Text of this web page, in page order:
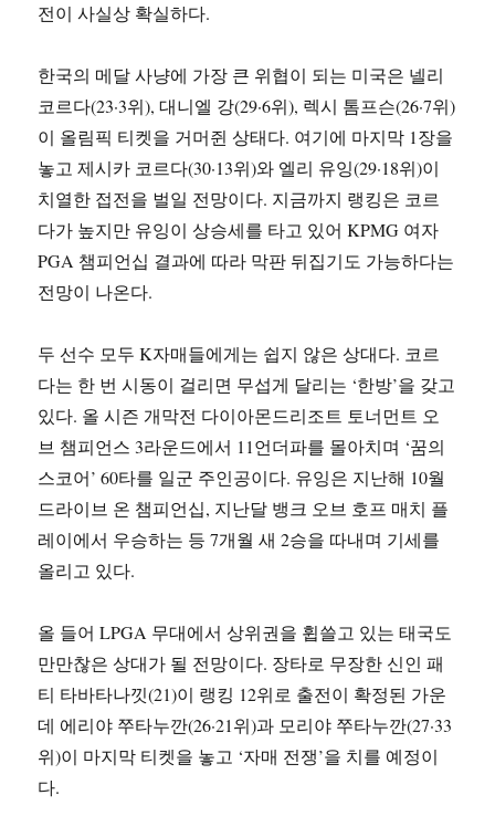
전이 사실상 확실하다.
한국의 메달 사냥에 가장 큰 위협이 되는 미국은 넬리
코르다(23·3위), 대니엘 강(29·6위), 렉시 톰프슨(26·7위)
이 올림픽 티켓을 거머쥔 상태다. 여기에 마지막 1장을
놓고 제시카 코르다(30·13위)와 엘리 유잉(29·18위)이
치열한 접전을 벌일 전망이다. 지금까지 랭킹은 코르
다가 높지만 유잉이 상승세를 타고 있어 KPMG 여자
PGA 챔피언십 결과에 따라 막판 뒤집기도 가능하다는
전망이 나온다.
두 선수 모두 K자매들에게는 쉽지 않은 상대다. 코르
다는 한 번 시동이 걸리면 무섭게 달리는 ‘한방’을 갖고
있다. 올 시즌 개막전 다이아몬드리조트 토너먼트 오
브 챔피언스 3라운드에서 11언더파를 몰아치며 ‘꿈의
스코어’ 60타를 일군 주인공이다. 유잉은 지난해 10월
드라이브 온 챔피언십, 지난달 뱅크 오브 호프 매치 플
레이에서 우승하는 등 7개월 새 2승을 따내며 기세를
올리고 있다.
올 들어 LPGA 무대에서 상위권을 휩쓸고 있는 태국도
만만찮은 상대가 될 전망이다. 장타로 무장한 신인 패
티 타바타나낏(21)이 랭킹 12위로 출전이 확정된 가운
데 에리야 쭈타누깐(26·21위)과 모리야 쭈타누깐(27·33
위)이 마지막 티켓을 놓고 ‘자매 전쟁’을 치를 예정이
다.